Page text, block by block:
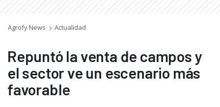
Agrofy News Actualidad
Repuntó la venta de campos y
el sector ve un escenario más
favorable